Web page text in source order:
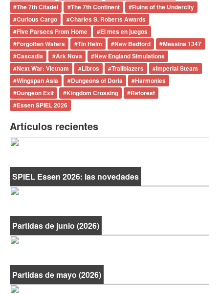
#The 7th Citadel #The 7th Continent #Ruins of the Undercity
#Curious Cargo #Charles S. Roberts Awards
#Five Parsecs From Home #El mes en juegos
#Forgotten Waters #Tin Helm #New Bedford #Messina 1347
#Cascadia #Ark Nova #New England Simulations
#Next War: Vietnam #Libros #Trailblazers #Imperial Steam
#Wingspan Asia #Dungeons of Doria #Harmonies
#Dungeon Exit #Kingdom Crossing #Reforest
#Essen SPIEL 2026
Artículos recientes
SPIEL Essen 2026: las novedades
Partidas de junio (2026)
Partidas de mayo (2026)